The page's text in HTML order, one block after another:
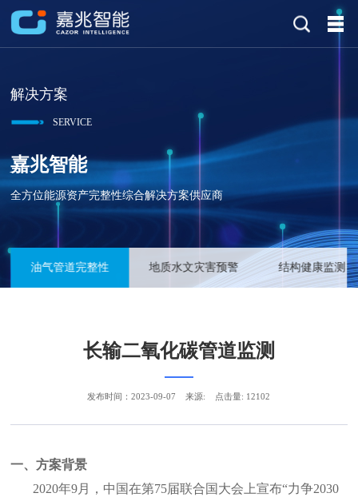
解决方案
SERVICE
嘉兆智能
全方位能源资产完整性综合解决方案供应商
油气管道完整性 地质水文灾害预警 结构健康监测
长输二氧化碳管道监测
一、方案背景
2020年9月，中国在第75届联合国大会上宣布“力争2030